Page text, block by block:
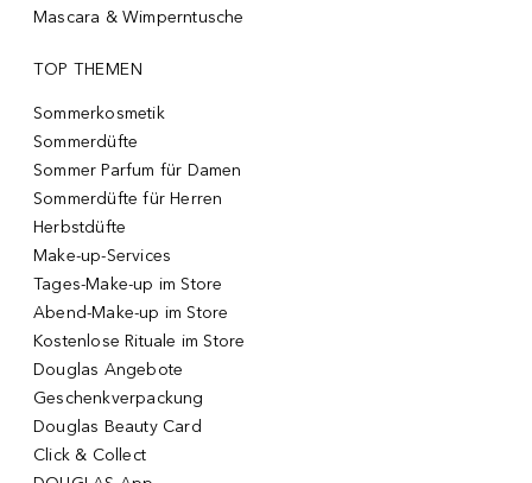
Mascara & Wimperntusche
TOP THEMEN
Sommerkosmetik
Sommerdüfte
Sommer Parfum für Damen
Sommerdüfte für Herren
Herbstdüfte
Make-up-Services
Tages-Make-up im Store
Abend-Make-up im Store
Kostenlose Rituale im Store
Douglas Angebote
Geschenkverpackung
Douglas Beauty Card
Click & Collect